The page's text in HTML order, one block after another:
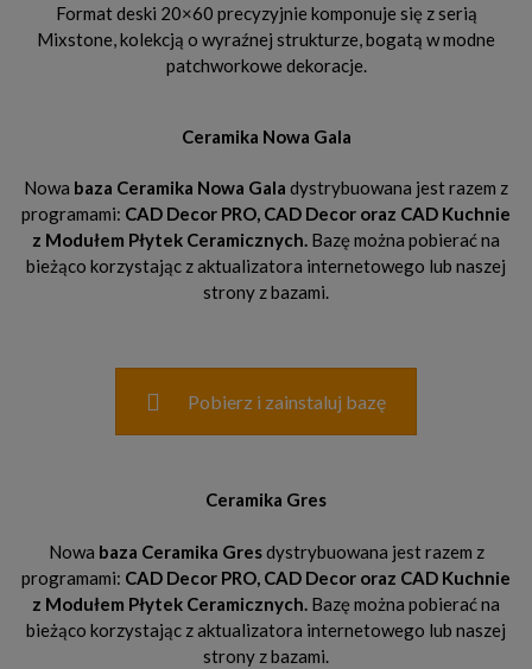
Format deski 20×60 precyzyjnie komponuje się z serią
Mixstone, kolekcją o wyraźnej strukturze, bogatą w modne
patchworkowe dekoracje.
Ceramika Nowa Gala
Nowa baza Ceramika Nowa Gala dystrybuowana jest razem z
programami: CAD Decor PRO, CAD Decor oraz CAD Kuchnie
z Modułem Płytek Ceramicznych. Bazę można pobierać na
bieżąco korzystając z aktualizatora internetowego lub naszej
strony z bazami.
Pobierz i zainstaluj bazę
Ceramika Gres
Nowa baza Ceramika Gresdystrybuowana jest razem z
programami: CAD Decor PRO, CAD Decor oraz CAD Kuchnie
z Modułem Płytek Ceramicznych. Bazę można pobierać na
bieżąco korzystając z aktualizatora internetowego lub naszej
strony z bazami.